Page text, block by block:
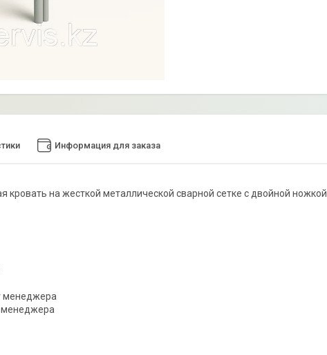
Информация для заказа
кровать на жесткой металлической сварной сетке с двойной ножкой
менеджера
менеджера